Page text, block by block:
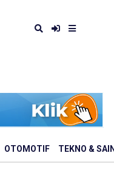
OTOMOTIF TEKNO &